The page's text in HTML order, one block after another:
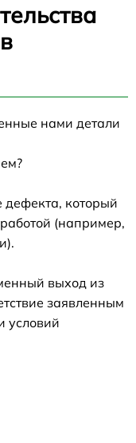
нами детали
дефекта, который
(например,
выход из
заявленным
условий